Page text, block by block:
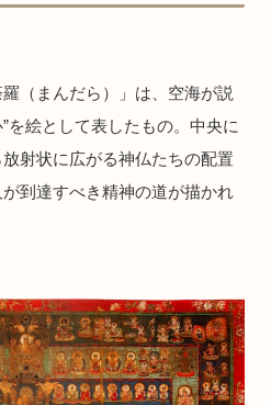
（まんだら）」は、空海が説
を絵として表したもの。中央に
射状に広がる神仏たちの配置
到達すべき精神の道が描かれ